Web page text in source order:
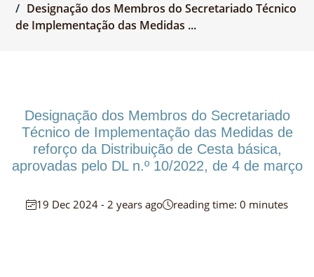
Designação dos Membros do Secretariado Técnico
de Implementação das Medidas ...
Designação dos Membros do Secretariado
Técnico de Implementação das Medidas de
reforço da Distribuição de Cesta básica,
aprovadas pelo DL n.º 10/2022, de 4 de março
19 Dec 2024 - 2 years ago reading time: 0 minutes